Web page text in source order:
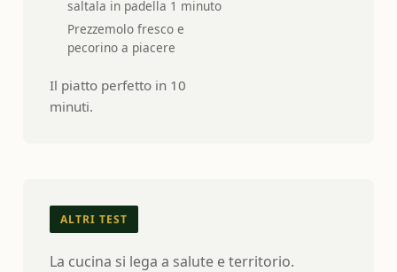
saltala in padella 1 minuto
Prezzemolo fresco e
pecorino a piacere
Il piatto perfetto in 10
minuti.
ALTRI TEST
La cucina si lega a salute e territorio.